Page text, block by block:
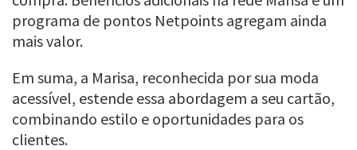
programa de pontos Netpoints agregam ainda
mais valor.
Em suma, a Marisa, reconhecida por sua moda
acessível, estende essa abordagem a seu cartão,
combinando estilo e oportunidades para os
clientes.